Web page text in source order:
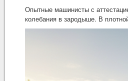
Опытные машинисты с
колебания в зародыше. В